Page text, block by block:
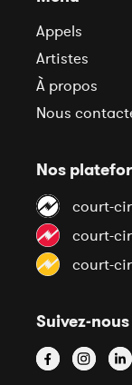
Appels
Artistes
À propos
Nous
Nos
court-
court-
court-
Suivez-nous